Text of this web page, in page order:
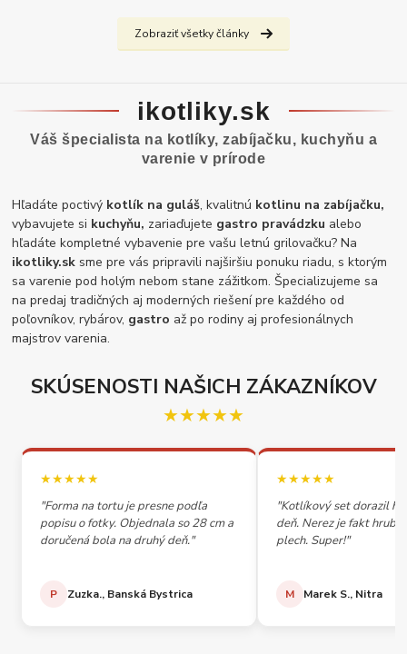
Zobraziť všetky články
ikotliky.sk
Váš špecialista na kotlíky, zabíjačku, kuchyňu a
varenie v prírode
Hľadáte poctivý kotlík na guláš, kvalitnú kotlinu na zabíjačku,
vybavujete si kuchyňu, zariaďujete gastro pravádzku alebo
hľadáte kompletné vybavenie pre vašu letnú grilovačku? Na
ikotliky.sk sme pre vás pripravili najširšiu ponuku riadu, s ktorým
sa varenie pod holým nebom stane zážitkom. Špecializujeme sa
na predaj tradičných aj moderných riešení pre každého od
poľovníkov, rybárov, gastro až po rodiny aj profesionálnych
majstrov varenia.
SKÚSENOSTI NAŠICH ZÁKAZNÍKOV
★★★★★
★★★★★
"Forma na tortu je presne podľa
popisu o fotky. Objednala so 28 cm a
doručená bola na druhý deň."
P Zuzka., Banská Bystrica
★★★★★
"Kotlíkový set dorazil
deň. Nerez je fakt
plech. Super!"
M Marek S., Nitra